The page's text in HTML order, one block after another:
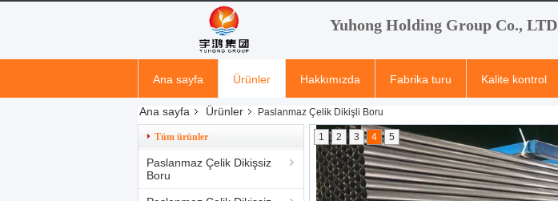
Yuhong Holding Group Co., LTD
Ana sayfa Ürünler Hakkımızda Fabrika turu Kalite kontrol
Ana sayfa Ürünler Paslanmaz Çelik Dikişli Boru
Tüm ürünler
Paslanmaz Çelik Dikişsiz
Boru
1 2 3 4 5